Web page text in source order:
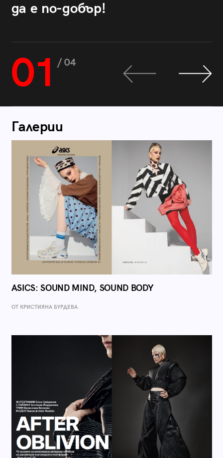
да е по-добър!
01 / 04
Галерии
ASICS: SOUND MIND, SOUND BODY
ОТ КРИСТИЯНА БУРДЕВА